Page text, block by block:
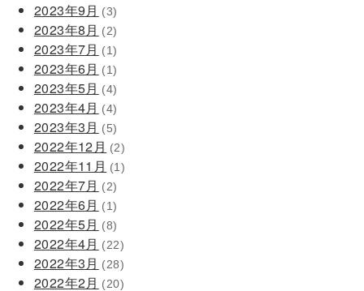
2023年9月 (3)
2023年8月 (2)
2023年7月 (1)
2023年6月 (1)
2023年5月 (4)
2023年4月 (4)
2023年3月 (5)
2022年12月 (2)
2022年11月 (1)
2022年7月 (2)
2022年6月 (1)
2022年5月 (8)
2022年4月 (22)
2022年3月 (28)
2022年2月 (20)